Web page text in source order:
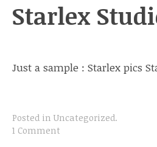
Starlex
Just a sample : Starlex pics
Posted in Uncategorized.
1 Comment